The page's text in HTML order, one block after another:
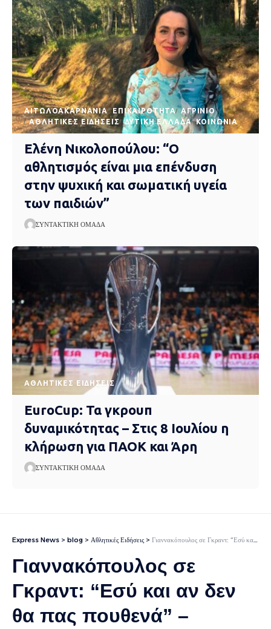
AΙΤΩΛΟΑΚΑΡΝΑΝΊΑ EΠΙΚΑΙΡΌΤΗΤΑ
ΑΓΡΊΝΙΟ
ΑΘΛΗΤΙΚΈΣ ΕΙΔΉΣΕΙΣ
ΔΥΤΙΚΉ ΕΛΛΆΔΑ ΚΟΙΝΩΝΊΑ
Ελένη Νικολοπούλου: “Ο
αθλητισμός είναι μια επένδυση
στην ψυχική και σωματική υγεία
των παιδιών”
ΣΥΝΤΑΚΤΙΚΉ ΟΜΆΔΑ
ΑΘΛΗΤΙΚΈΣ ΕΙΔΉΣΕΙΣ
EuroCup: Τα γκρουπ
δυναμικότητας – Στις 8 Ιουλίου η
κλήρωση για ΠΑΟΚ και Άρη
ΣΥΝΤΑΚΤΙΚΉ ΟΜΆΔΑ
Express News > blog > Αθλητικές Ειδήσεις > Γιαννακόπουλος σε Γκραντ: “Εσύ και αν δεν θα πας πουθενά” – Ανανέωσε με τον Παναθηναϊκό ο Αμερικανός
Γιαννακόπουλος σε
Γκραντ: “Εσύ και αν δεν
θα πας πουθενά” –